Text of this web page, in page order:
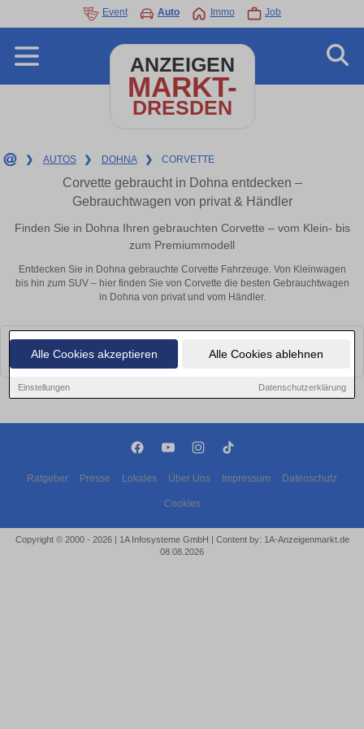
Alle Cookies akzeptieren Alle Cookies ablehnen
Einstellungen Datenschutzerklärung
Event Auto Immo Job
ANZEIGEN
MARKT-
DRESDEN
❯ AUTOS ❯ DOHNA ❯ CORVETTE
Corvette gebraucht in Dohna entdecken –
Gebrauchtwagen von privat & Händler
Finden Sie in Dohna Ihren gebrauchten Corvette – vom Klein- bis
zum Premiummodell
Entdecken Sie in Dohna gebrauchte Corvette Fahrzeuge. Von Kleinwagen
bis hin zum SUV – hier finden Sie von Corvette die besten Gebrauchtwagen
in Dohna von privat und vom Händler.
Leider konnten wir derzeit keine passenden Autos finden. Schauen Sie
bald wieder vorbei!
Ratgeber Presse Lokales Über Uns Impressum Datenschutz
Cookies
Copyright © 2000 - 2026 | 1A Infosysteme GmbH | Content by: 1A-Anzeigenmarkt.de
08.08.2026